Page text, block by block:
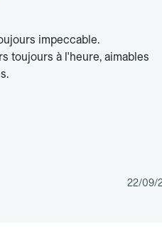
impeccable.
toujours à l'heure, aimables
22/09/